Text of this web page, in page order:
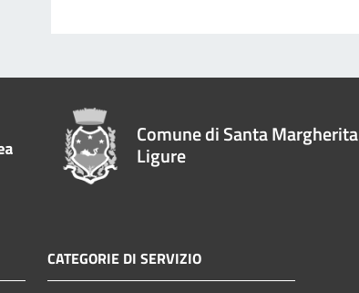
Comune di Santa Margherita
Ligure
CATEGORIE DI SERVIZIO